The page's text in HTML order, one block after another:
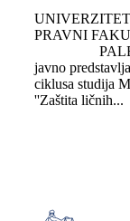
PRAVNI
PALE
javno
ciklusa studija
''Zaštita ličnih...